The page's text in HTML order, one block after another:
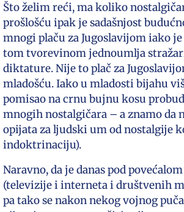
Što želim reći, ma koliko
prošlošću ipak je sadašnjost
mnogi plaču za Jugoslavijom iako je
tom tvorevinom jednoumlja
diktature. Nije to plač za
mladošću. Iako u mladosti bijahu
pomisao na crnu bujnu kosu
mnogih nostalgičara – a znamo da
opijata za ljudski um od nostalgije
indoktrinaciju).
Naravno, da je danas pod
(televizije i interneta i društvenih
pa tako se nakon nekog vojnog